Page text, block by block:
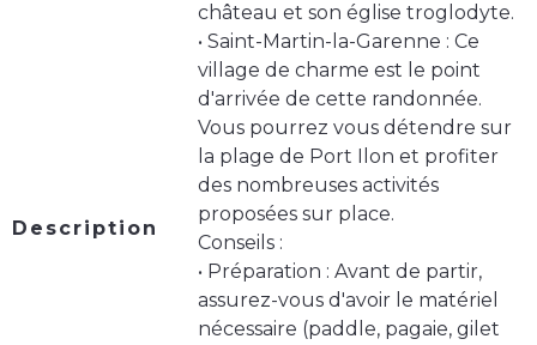
Description
château et son église troglodyte.
• Saint-Martin-la-Garenne : Ce
village de charme est le point
d'arrivée de cette randonnée.
Vous pourrez vous détendre sur
la plage de Port Ilon et profiter
des nombreuses activités
proposées sur place.
Conseils :
• Préparation : Avant de partir,
assurez-vous d'avoir le matériel
nécessaire (paddle, pagaie, gilet